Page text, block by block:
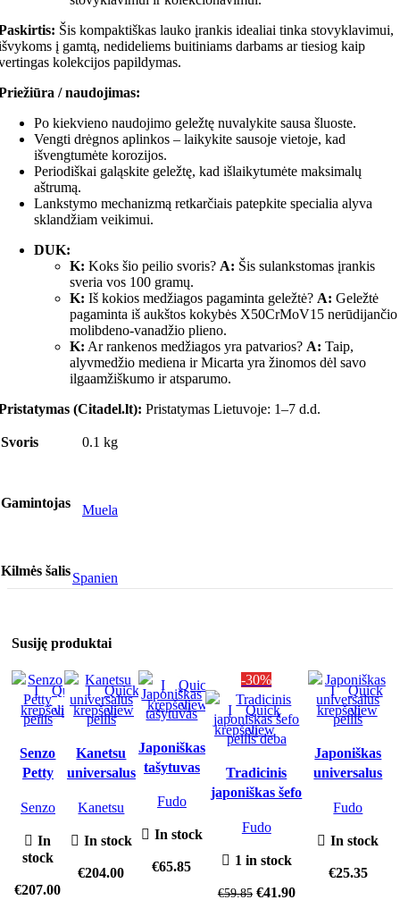
Šis kompaktiškas lauko įrankis idealiai tinka stovyklavimui,
į gamtą, nedideliems buitiniams darbams ar tiesiog kaip
kolekcijos papildymas.
/ naudojimas:
Po kiekvieno naudojimo geležtę nuvalykite sausa šluoste.
Vengti drėgnos aplinkos – laikykite sausoje vietoje, kad
išvengtumėte korozijos.
Periodiškai galąskite geležtę, kad išlaikytumėte maksimalų
aštrumą.
Lankstymo mechanizmą retkarčiais patepkite specialia alyva
sklandžiam veikimui.
DUK:
K: Koks šio peilio svoris? A: Šis sulankstomas įrankis
sveria vos 100 gramų.
K: Iš kokios medžiagos pagaminta geležtė? A: Geležtė
pagaminta iš aukštos kokybės X50CrMoV15 nerūdijančio
molibdeno-vanadžio plieno.
K: Ar rankenos medžiagos yra patvarios? A: Taip,
alyvmedžio mediena ir Micarta yra žinomos dėl savo
ilgaamžiškumo ir atsparumo.
(Citadel.lt): Pristatymas Lietuvoje: 1–7 d.d.
Svoris 0.1 kg
Gamintojas Muela
Kilmės šalisSpanien
Susiję produktai
Į
krepšelį
Quick
view
Senzo
Petty
Senzo
In
stock
€207.00
Į
krepšelį
Quick
view
Kanetsu
universalus
Kanetsu
In stock
€204.00
Į
krepšelį
Quick
view
Japoniškas
tašytuvas
Fudo
In stock
€65.85
-30%
Į
krepšelį
Quick
view
Tradicinis
japoniškas šefo
Fudo
1 in stock
€59.85 €41.90
Į
krepšelį
Quick
view
Japoniškas
universalus
Fudo
In stock
€25.35